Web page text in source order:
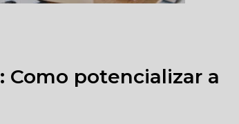
: Como potencializar a